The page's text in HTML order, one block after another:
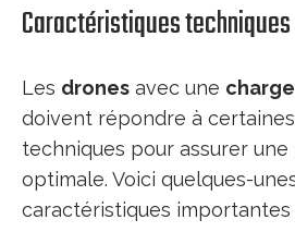
Caractéristiques techniques
Les drones avec une
doivent répondre à
techniques pour assurer
optimale. Voici quelques-
caractéristiques importantes